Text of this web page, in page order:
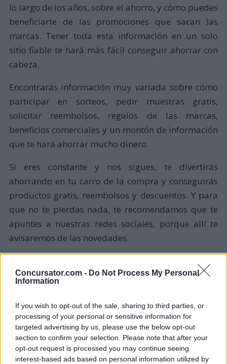
Concursator.com - Do Not Process My Personal
Information
If you wish to opt-out of the sale, sharing to third parties, or
processing of your personal or sensitive information for
targeted advertising by us, please use the below opt-out
section to confirm your selection. Please note that after your
opt-out request is processed you may continue seeing
interest-based ads based on personal information utilized by
lo largo de los años, sobre el ahorro, y cómo puedes
beneficiarte de las promociones que sacan las
marcas. Tener toda esta información en un solo
sitio fiable te hará más fácil conseguir ahorrar con
cabeza.
Encontrarás información muy variada sobre cómo
participar en sorteos, pedir muestras gratis,
solicitar reembolsos, regalos de las marcas,
beneficios comerciales y un montón de información
que te hará ahorrar mucho dinero.
Si eres constante y nos sigues, te divertirás
ahorrando en tu carro de la compra y conseguirás
productos gratis, reembolsos y descuentos. Y para
que no te pierdas nada, te recomendamos que te
apuntes a nuestras redes sociales, porque allí te
avisaremos de las novedades.